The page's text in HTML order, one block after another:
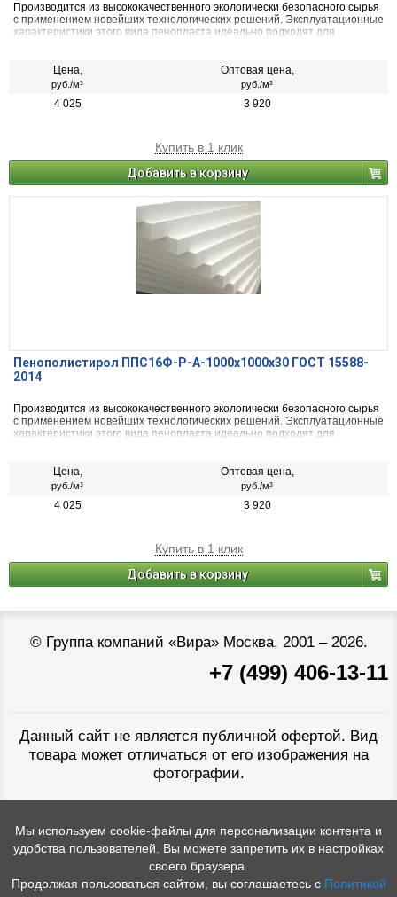
Производится из высококачественного экологически безопасного сырья
с применением новейших технологических решений. Эксплуатационные
характеристики этого вида пенопласта идеально подходят для
Цена,
руб./м³
Оптовая цена,
руб./м³
4 025 3 920
Купить в 1 клик
Добавить в корзину
Пенополистирол ППС16Ф-Р-А-1000x1000x30 ГОСТ 15588-
2014
Производится из высококачественного экологически безопасного сырья
с применением новейших технологических решений. Эксплуатационные
характеристики этого вида пенопласта идеально подходят для
Цена,
руб./м³
Оптовая цена,
руб./м³
4 025 3 920
Купить в 1 клик
Добавить в корзину
© Группа компаний «Вира»Москва, 2001 – 2026.
+7 (499) 406-13-11
Данный сайт не является публичной офертой. Вид
товара может отличаться от его изображения на
фотографии.
Мы используем cookie-файлы для персонализации контента и
удобства пользователей. Вы можете запретить их в настройках
своего браузера.
Продолжая пользоваться сайтом, вы соглашаетесь с Политикой